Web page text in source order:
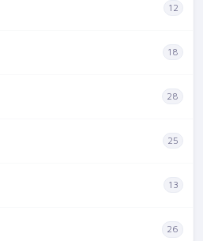
12
18
28
25
13
26